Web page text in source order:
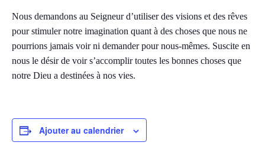
Nous demandons au Seigneur d’utiliser des visions et des rêves
pour stimuler notre imagination quant à des choses que nous ne
pourrions jamais voir ni demander pour nous-mêmes. Suscite en
nous le désir de voir s’accomplir toutes les bonnes choses que
notre Dieu a destinées à nos vies.
Ajouter au calendrier